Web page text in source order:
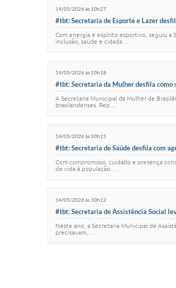
14/05/2026 às 10h27
#tbt: Secretaria de Esporte e Lazer
Com energia e espírito esportivo, seguiu a
inclusão, saúde e cidada…
14/05/2026 às 10h18
#tbt: Secretaria da Mulher desfila como
A Secretaria Municipal da Mulher de
brasilandenses. Rep…
14/05/2026 às 10h15
#tbt: Secretaria de Saúde desfila com
Com compromisso, cuidado e presença
de vida à população. …
14/05/2026 às 10h12
#tbt: Secretaria de Assistência Social
Neste ano, a Secretaria Municipal de
precisavam,…